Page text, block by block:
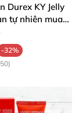
Durex KY Jelly
tự nhiên mua
-32%